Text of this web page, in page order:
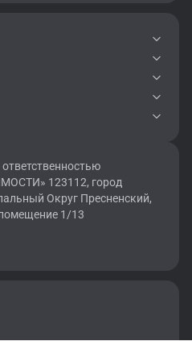
123112, город
Округ Пресненский,
1/13